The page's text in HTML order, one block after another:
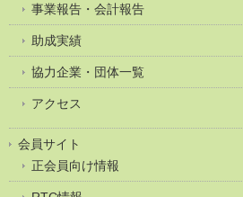
事業報告・会計報告
助成実績
協力企業・団体一覧
アクセス
会員サイト
正会員向け情報